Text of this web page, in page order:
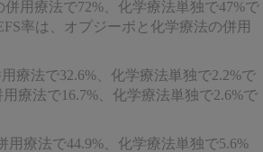
用療法で72%、化学療法単独で47%で
率は、オプジーボと化学療法の併用
療法で32.6%、化学療法単独で2.2%で
療法で16.7%、化学療法単独で2.6%で
療法で44.9%、化学療法単独で5.6%